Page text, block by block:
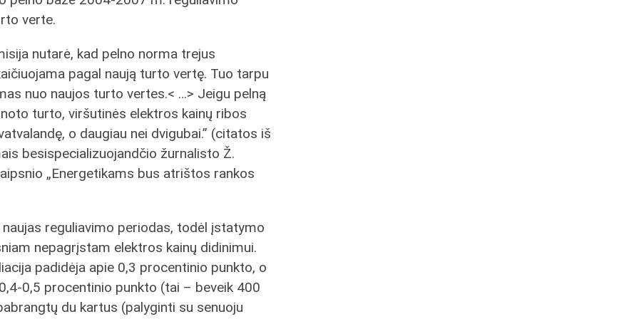
verte.
nutarė, kad pelno norma trejus
pagal naują turto vertę. Tuo tarpu
nuo naujos turto vertes.< …> Jeigu pelną
turto, viršutinės elektros kainų ribos
o daugiau nei dvigubai.” (citatos iš
besispecializuojandčio žurnalisto Ž.
„Energetikams bus atrištos rankos
reguliavimo periodas, todėl įstatymo
nepagrįstam elektros kainų didinimui.
padidėja apie 0,3 procentinio punkto, o
0,5 procentinio punkto (tai – beveik 400
du kartus (palyginti su senuoju